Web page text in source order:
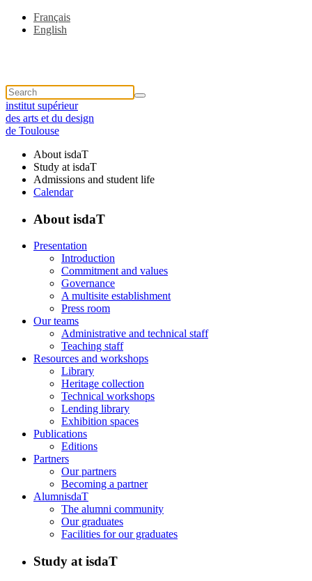
Français
English
institut supérieur
des arts et du design
de Toulouse
About isdaT
Study at isdaT
Admissions and student life
Calendar
About isdaT
Presentation
Introduction
Commitment and values
Governance
A multisite establishment
Press room
Our teams
Administrative and technical staff
Teaching staff
Resources and workshops
Library
Heritage collection
Technical workshops
Lending library
Exhibition spaces
Publications
Editions
Partners
Our partners
Becoming a partner
AlumnisdaT
The alumni community
Our graduates
Facilities for our graduates
Study at isdaT